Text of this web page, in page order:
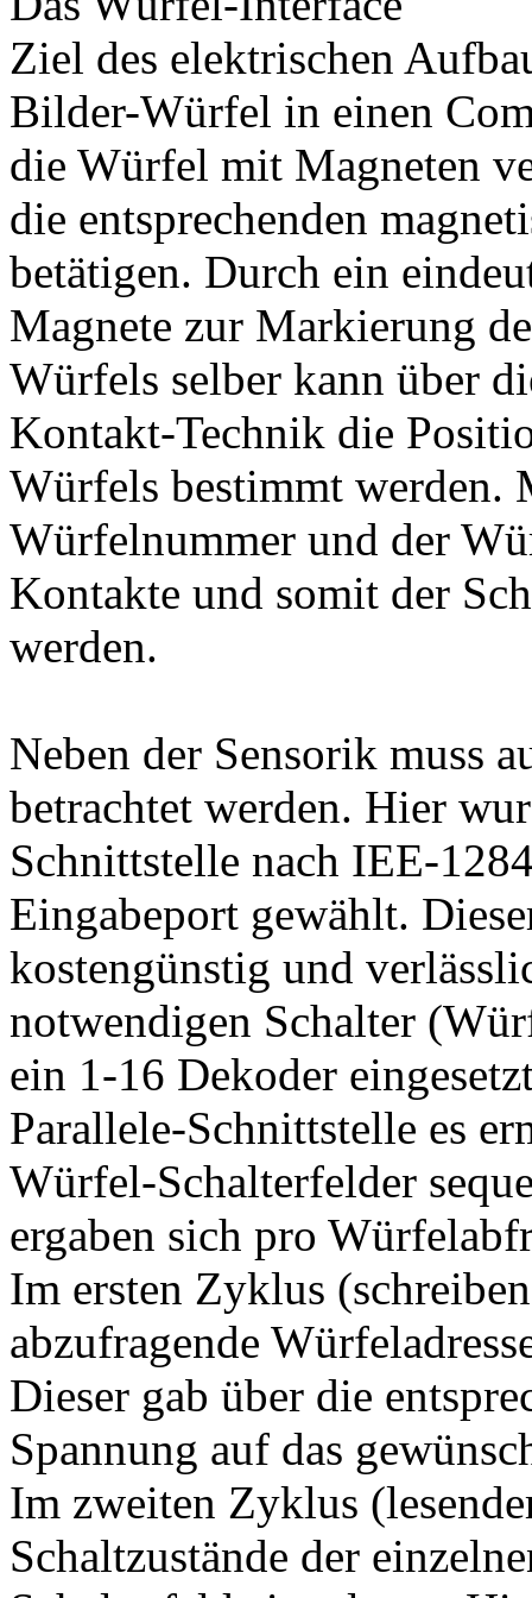
Ziel des elektrischen
Bilder-Würfel in einen
die Würfel mit Magneten
die entsprechenden
betätigen. Durch ein
Magnete zur Markierung
Würfels selber kann über
Kontakt-Technik die
Würfels bestimmt werden.
Würfelnummer und der
Kontakte und somit der
werden.
Neben der Sensorik muss
betrachtet werden. Hier
Schnittstelle nach IEE-
Eingabeport gewählt.
kostengünstig und
notwendigen Schalter
ein 1-16 Dekoder
Parallele-Schnittstelle es
Würfel-Schalterfelder
ergaben sich pro
Im ersten Zyklus
abzufragende
Dieser gab über die
Spannung auf das
Im zweiten Zyklus
Schaltzustände der